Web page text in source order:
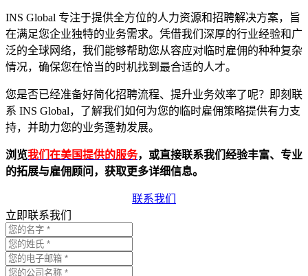
INS Global 专注于提供全方位的人力资源和招聘解决方案，旨
在满足您企业独特的业务需求。凭借我们深厚的行业经验和广
泛的全球网络，我们能够帮助您从容应对临时雇佣的种种复杂
情况，确保您在恰当的时机找到最合适的人才。
您是否已经准备好简化招聘流程、提升业务效率了呢？即刻联
系 INS Global，了解我们如何为您的临时雇佣策略提供有力支
持，并助力您的业务蓬勃发展。
浏览我们在美国提供的服务，或直接联系我们经验丰富、专业
的拓展与雇佣顾问，获取更多详细信息。
联系我们
立即联系我们